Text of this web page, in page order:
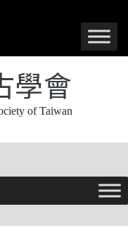
學會
of Taiwan